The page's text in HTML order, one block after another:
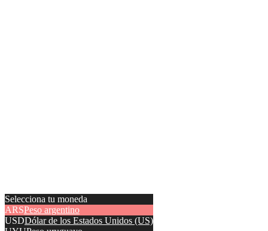
Selecciona tu moneda
ARSPeso argentino
USDDólar de los Estados Unidos (US)